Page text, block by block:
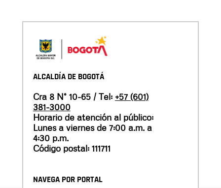
ALCALDÍA DE BOGOTÁ
Cra 8 N° 10-65 / Tel: +57 (601)
381-3000
Horario de atención al público:
Lunes a viernes de 7:00 a.m. a
4:30 p.m.
Código postal: 111711
NAVEGA POR PORTAL